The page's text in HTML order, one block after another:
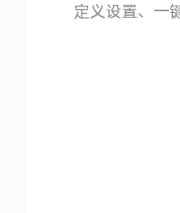
定义设置、一